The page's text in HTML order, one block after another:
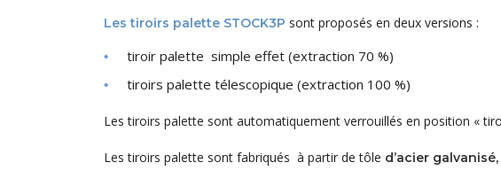
Les tiroirs palette STOCK3P sont proposés en deux versions :
tiroir palette simple effet (extraction 70 %)
tiroirs palette télescopique (extraction 100 %)
Les tiroirs palette sont automatiquement verrouillés en position «
Les tiroirs palette sont fabriqués à partir de tôle d’acier galvanisé,